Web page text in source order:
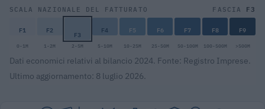
SCALA NAZIONALE DEL FATTURATO FASCIA F3
F1 F2 F3 F4 F5 F6 F7 F8 F9
0-1M 1-2M 2-5M 5-10M 10-25M 25-50M 50-100M 100-500M >500M
Dati economici relativi al bilancio 2024. Fonte: Registro Imprese.
Ultimo aggiornamento: 8 luglio 2026.